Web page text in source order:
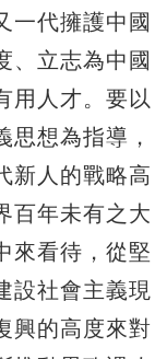
一代擁護中國
、立志為中國
用人才。要以
思想為指導，
新人的戰略高
百年未有之大
來看待，從堅
設社會主義現
興的高度來對